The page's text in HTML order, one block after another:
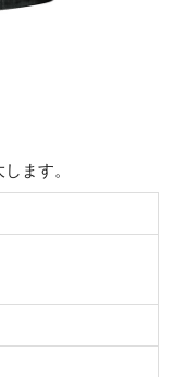
ます。